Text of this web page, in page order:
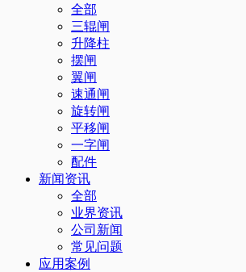
全部
三辊闸
升降柱
摆闸
翼闸
速通闸
旋转闸
平移闸
一字闸
配件
新闻资讯
全部
业界资讯
公司新闻
常见问题
应用案例